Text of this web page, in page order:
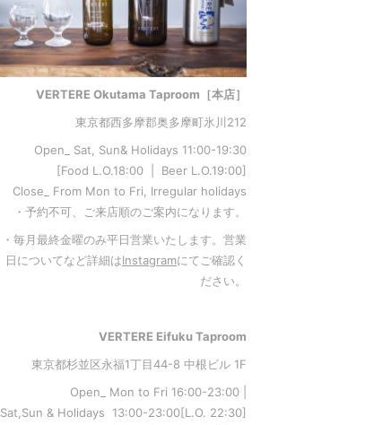
VERTERE Okutama Taproom［本店］
東京都西多摩郡奥多摩町氷川212
Open_ Sat, Sun& Holidays 11:00-19:30
[Food L.O.18:00 | Beer L.O.19:00]
Close_ From Mon to Fri, Irregular holidays
・予約不可、ご来店順のご案内になります。
・毎月最終金曜のみ平日営業いたします。営業
日についてなど詳細はInstagramにてご確認く
ださい。
VERTERE Eifuku Taproom
東京都杉並区永福1丁目44-8 中根ビル 1F
Open_ Mon to Fri 16:00-23:00 |
Sat,Sun & Holidays 13:00-23:00[L .O. 22:30]